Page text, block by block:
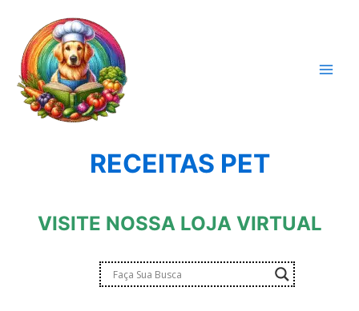
conteúdo
RECEITAS PET
VISITE NOSSA LOJA VIRTUAL